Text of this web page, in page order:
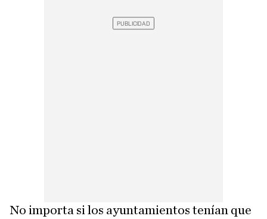
No importa si los ayuntamientos tenían que